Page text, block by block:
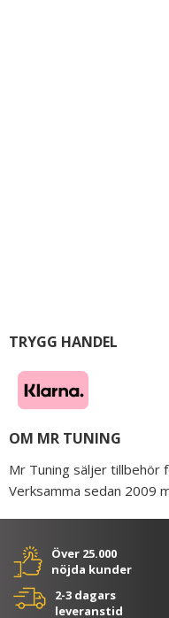
TRYGG HANDEL
OM MR TUNING
Mr Tuning säljer tillbehör
Verksamma sedan 2009
Över 25.000
nöjda kunder
2-3 dagars
leveranstid